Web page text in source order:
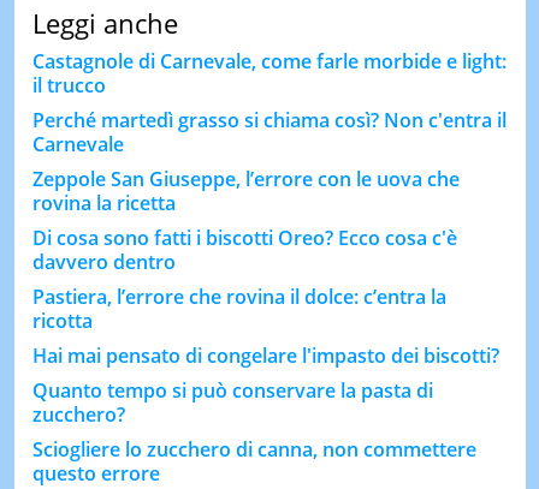
Leggi anche
Castagnole di Carnevale, come farle morbide e light:
il trucco
Perché martedì grasso si chiama così? Non c'entra il
Carnevale
Zeppole San Giuseppe, l’errore con le uova che
rovina la ricetta
Di cosa sono fatti i biscotti Oreo? Ecco cosa c'è
davvero dentro
Pastiera, l’errore che rovina il dolce: c’entra la
ricotta
Hai mai pensato di congelare l'impasto dei biscotti?
Quanto tempo si può conservare la pasta di
zucchero?
Sciogliere lo zucchero di canna, non commettere
questo errore